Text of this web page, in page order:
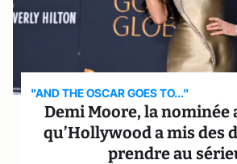
"AND THE OSCAR GOES TO..."
Demi Moore, la nominée
qu’Hollywood a mis des
prendre au